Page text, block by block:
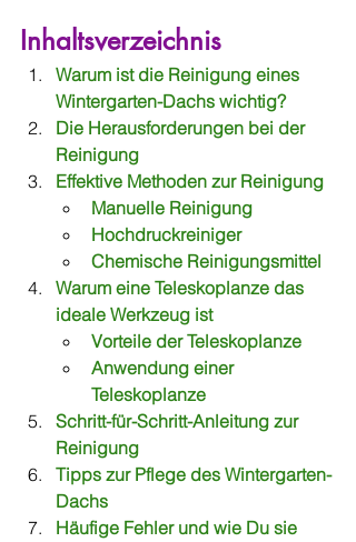
Inhaltsverzeichnis
Warum ist die Reinigung eines
Wintergarten-Dachs wichtig?
Die Herausforderungen bei der
Reinigung
Effektive Methoden zur Reinigung
Manuelle Reinigung
Hochdruckreiniger
Chemische Reinigungsmittel
Warum eine Teleskoplanze das
ideale Werkzeug ist
Vorteile der Teleskoplanze
Anwendung einer
Teleskoplanze
Schritt-für-Schritt-Anleitung zur
Reinigung
Tipps zur Pflege des Wintergarten-
Dachs
Häufige Fehler und wie Du sie